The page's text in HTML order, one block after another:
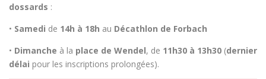
dossards :
• Samedi de 14h à 18h au Décathlon de Forbach
• Dimanche à la place de Wendel, de 11h30 à 13h30 (dernier
délai pour les inscriptions prolongées).